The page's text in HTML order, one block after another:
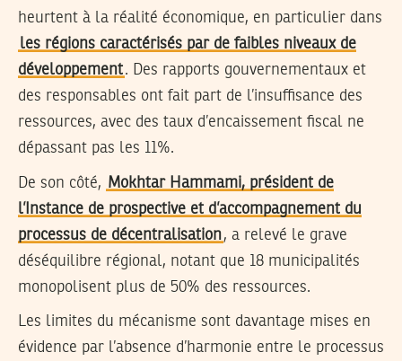
heurtent à la réalité économique, en particulier dans
les régions caractérisés par de faibles niveaux de
développement. Des rapports gouvernementaux et
des responsables ont fait part de l’insuffisance des
ressources, avec des taux d’encaissement fiscal ne
dépassant pas les 11%.
De son côté, Mokhtar Hammami, président de
l’Instance de prospective et d’accompagnement du
processus de décentralisation, a relevé le grave
déséquilibre régional, notant que 18 municipalités
monopolisent plus de 50% des ressources.
Les limites du mécanisme sont davantage mises en
évidence par l’absence d’harmonie entre le processus